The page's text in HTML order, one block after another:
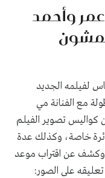
وأحمد
لفيلمه الجديد
مع الفنانة مي
تصوير الفيلم
خاصة، وكذلك عدة
وكشف عن اقتراب موعد
على الصور: